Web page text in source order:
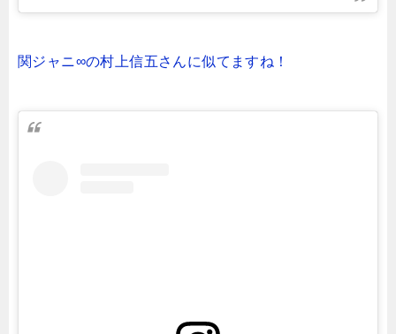
関ジャニ∞の村上信五さんに似てますね！